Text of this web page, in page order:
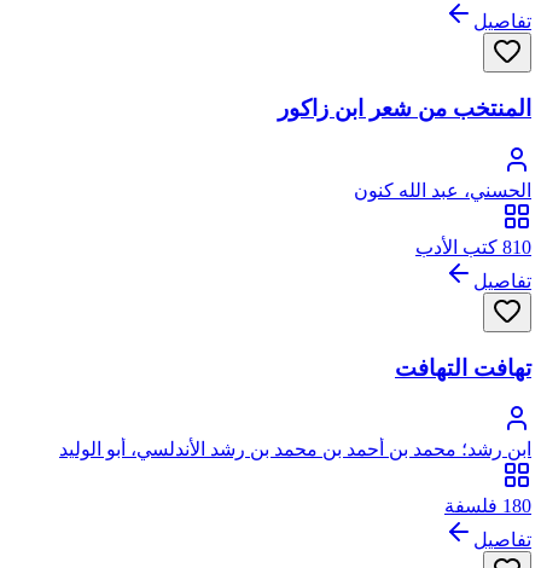
تفاصيل
المنتخب من شعر ابن زاكور
الحسني، عبد الله كنون
810 كتب الأدب
تفاصيل
تهافت التهافت
ابن رشد؛ محمد بن أحمد بن محمد بن رشد الأندلسي، أبو الوليد
180 فلسفة
تفاصيل